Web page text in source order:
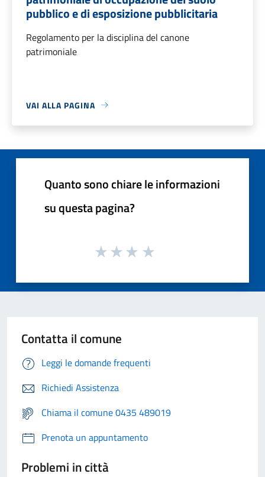
pubblico e di esposizione pubblicitaria
Regolamento per la disciplina del canone
patrimoniale
VAI ALLA PAGINA
Quanto sono chiare le informazioni
su questa pagina?
Contatta il comune
Leggi le domande frequenti
Richiedi Assistenza
Chiama il comune 0435 489019
Prenota un appuntamento
Problemi in città